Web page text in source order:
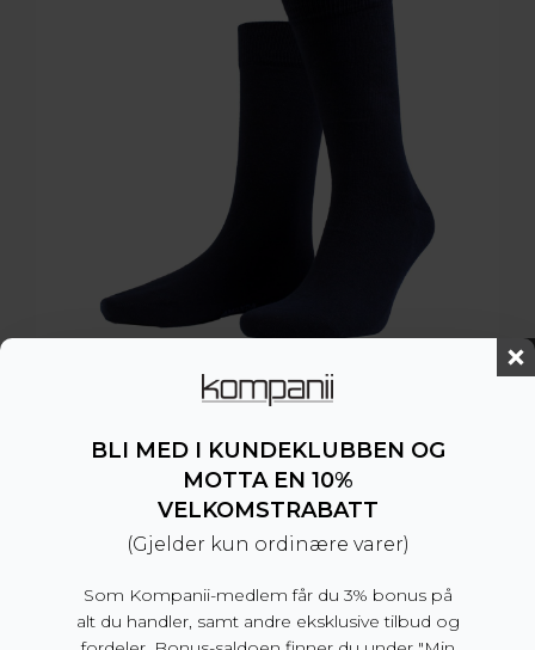
kr
BLI MED I KUNDEKLUBBEN OG
MOTTA EN 10%
VELKOMSTRABATT
(Gjelder kun ordinære varer)
Som Kompanii-medlem får du 3% bonus på
alt du handler, samt andre eksklusive tilbud og